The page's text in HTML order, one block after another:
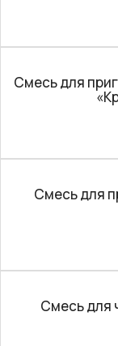
Смесь для
Смесь для
Смесь для